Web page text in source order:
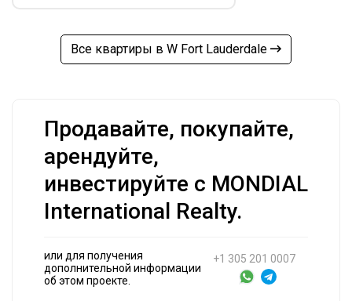
Все квартиры в W Fort Lauderdale
Продавайте, покупайте,
арендуйте,
инвестируйте с MONDIAL
International Realty.
или для получения
дополнительной информации
об этом проекте.
+1 305 201 0007